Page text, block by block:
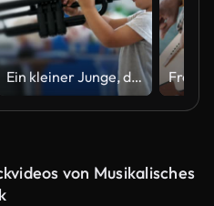
Ein kleiner Junge, der Musikinstrument spielt. Kind spielt Trompete drinnen. Kleinkind Kind bläst Musik Objekt. Kunst- und Kindheitsentwicklungskonzept
von Musikalisches